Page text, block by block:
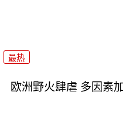
最热
欧洲野火肆虐 多因素